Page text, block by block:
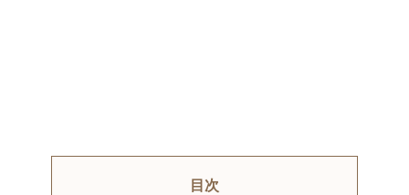
目次